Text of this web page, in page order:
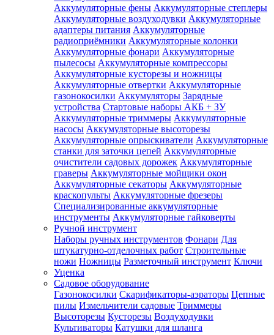
Аккумуляторные фены Аккумуляторные степлеры
Аккумуляторные воздуходувки Аккумуляторные
адаптеры питания Аккумуляторные
радиоприёмники Аккумуляторные колонки
Аккумуляторные фонари Аккумуляторные
пылесосы Аккумуляторные компрессоры
Аккумуляторные кусторезы и ножницы
Аккумуляторные отвертки Аккумуляторные
газонокосилки Аккумуляторы Зарядные
устройства Стартовые наборы АКБ + ЗУ
Аккумуляторные триммеры Аккумуляторные
насосы Аккумуляторные высоторезы
Аккумуляторные опрыскиватели Аккумуляторные
станки для заточки цепей Аккумуляторные
очистители садовых дорожек Аккумуляторные
граверы Аккумуляторные мойщики окон
Аккумуляторные секаторы Аккумуляторные
краскопульты Аккумуляторные фрезеры
Специализированные аккумуляторные
инструменты Аккумуляторные гайковерты
Ручной инструмент
Наборы ручных инструментов Фонари Для
штукатурно-отделочных работ Строительные
ножи Ножницы Разметочный инструмент Ключи
Уценка
Садовое оборудование
Газонокосилки Скарификаторы-аэраторы Цепные
пилы Измельчители садовые Триммеры
Высоторезы Кусторезы Воздуходувки
Культиваторы Катушки для шланга